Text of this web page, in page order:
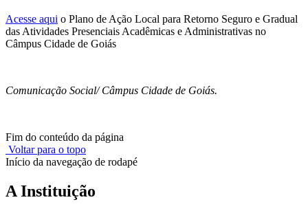
Acesse aqui o Plano de Ação Local para Retorno Seguro e Gradual
das Atividades Presenciais Acadêmicas e Administrativas no
Câmpus Cidade de Goiás
Comunicação Social/ Câmpus Cidade de Goiás.
Fim do conteúdo da página
Voltar para o topo
Início da navegação de rodapé
A Instituição